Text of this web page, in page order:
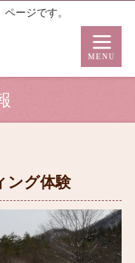
ージです。
ング体験